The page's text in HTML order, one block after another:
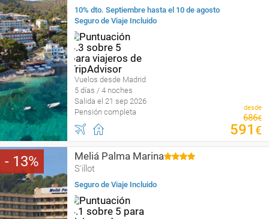
10% dto. Septiembre hasta el 10 de agosto
Seguro de Viaje Incluido
Vuelos desde Madrid
5 días / 4 noches
Salida el 21 sep 2026
Pensión completa
desde
686€
591 €
13 Meliá Palma Marina
S'illot
Seguro de Viaje Incluido